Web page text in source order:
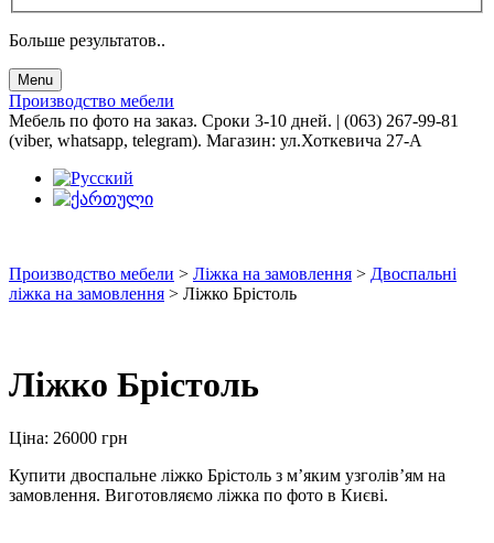
Больше результатов..
Menu
Производство мебели
Мебель по фото на заказ. Сроки 3-10 дней. | (063) 267-99-81
(viber, whatsapp, telegram). Магазин: ул.Хоткевича 27-А
Производство мебели > Ліжка на замовлення > Двоспальні
ліжка на замовлення > Ліжко Брістоль
Ліжко Брістоль
Ціна: 26000 грн
Купити двоспальне ліжко Брістоль з м’яким узголів’ям на
замовлення. Виготовляємо ліжка по фото в Києві.